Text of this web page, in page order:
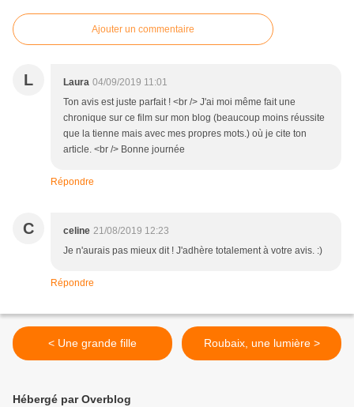
Ajouter un commentaire
L Laura 04/09/2019 11:01
Ton avis est juste parfait ! <br /> J'ai moi même fait une
chronique sur ce film sur mon blog (beaucoup moins réussite
que la tienne mais avec mes propres mots.) où je cite ton
article. <br /> Bonne journée
Répondre
C celine 21/08/2019 12:23
Je n'aurais pas mieux dit ! J'adhère totalement à votre avis. :)
Répondre
< Une grande fille Roubaix, une lumière >
Hébergé par Overblog